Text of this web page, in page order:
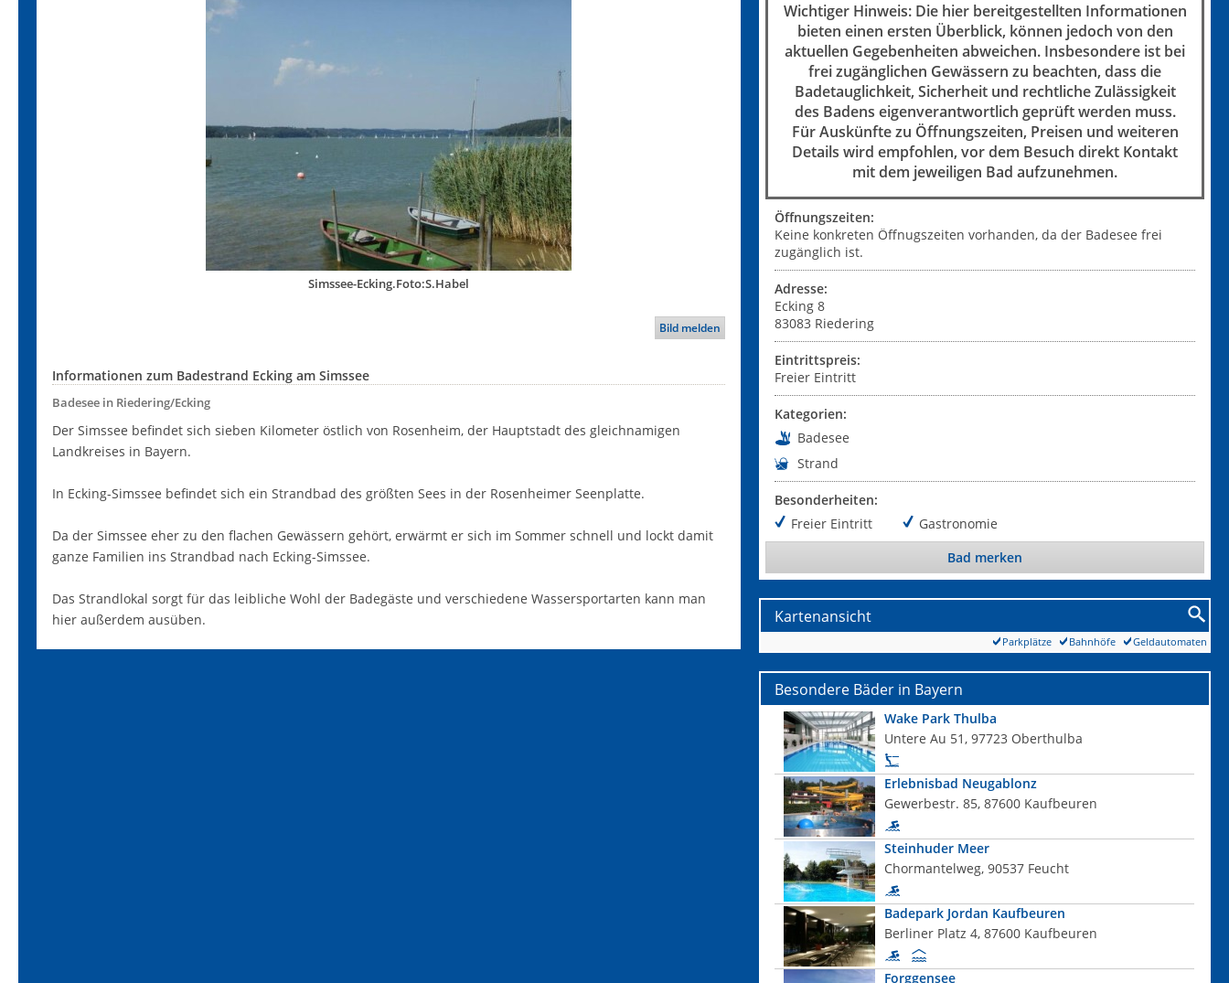
Simssee-Ecking.Foto:S.Habel
Bild melden
Informationen zum Badestrand Ecking am Simssee
Badesee in Riedering/Ecking
Der Simssee befindet sich sieben Kilometer östlich von Rosenheim, der Hauptstadt des gleichnamigen
Landkreises in Bayern.
In Ecking-Simssee befindet sich ein Strandbad des größten Sees in der Rosenheimer Seenplatte.
Da der Simssee eher zu den flachen Gewässern gehört, erwärmt er sich im Sommer schnell und lockt damit
ganze Familien ins Strandbad nach Ecking-Simssee.
Das Strandlokal sorgt für das leibliche Wohl der Badegäste und verschiedene Wassersportarten kann man
hier außerdem ausüben.
Wichtiger Hinweis: Die hier bereitgestellten Informationen
bieten einen ersten Überblick, können jedoch von den
aktuellen Gegebenheiten abweichen. Insbesondere ist bei
frei zugänglichen Gewässern zu beachten, dass die
Badetauglichkeit, Sicherheit und rechtliche Zulässigkeit
des Badens eigenverantwortlich geprüft werden muss.
Für Auskünfte zu Öffnungszeiten, Preisen und weiteren
Details wird empfohlen, vor dem Besuch direkt Kontakt
mit dem jeweiligen Bad aufzunehmen.
Öffnungszeiten:
Keine konkreten Öffnugszeiten vorhanden, da der Badesee frei
zugänglich ist.
Adresse:
Ecking 8
83083 Riedering
Eintrittspreis:
Freier Eintritt
Kategorien:
Badesee
Strand
Besonderheiten:
Freier Eintritt
Gastronomie
Bad merken
Kartenansicht
Geldautomaten
Bahnhöfe
Parkplätze
Besondere Bäder in Bayern
Wake Park Thulba
Untere Au 51, 97723 Oberthulba
Erlebnisbad Neugablonz
Gewerbestr. 85, 87600 Kaufbeuren
Steinhuder Meer
Chormantelweg, 90537 Feucht
Badepark Jordan Kaufbeuren
Berliner Platz 4, 87600 Kaufbeuren
Forggensee